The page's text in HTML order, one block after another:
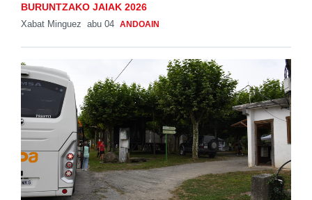
BURUNTZAKO JAIAK 2026
Xabat Minguez abu 04 ANDOAIN